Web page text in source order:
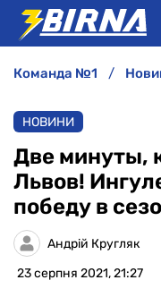
АНАЛІТИКА
ІНТЕРВ'Ю
РІЗНЕ
БУКМЕКЕРИ
команда №1
НОВИНИ
Две минуты,
Львов!
победу в
Андрій Кругляк
23 серпня 2021, 21:27